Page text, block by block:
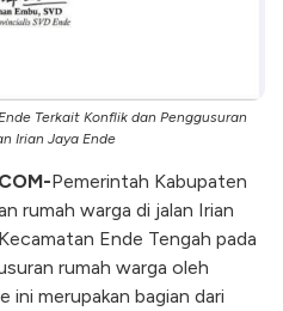
Terkait Konflik dan Penggusuran
Irian Jaya Ende
Pemerintah Kabupaten
rumah warga di jalan Irian
Ende Tengah pada
rumah warga oleh
ini merupakan bagian dari